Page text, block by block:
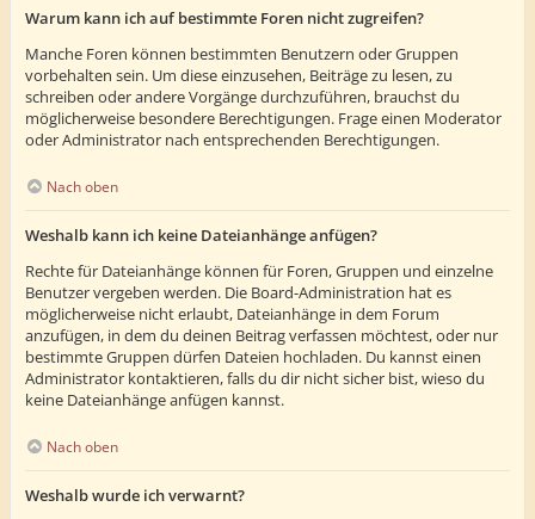
Warum kann ich auf bestimmte Foren nicht zugreifen?
Manche Foren können bestimmten Benutzern oder Gruppen
vorbehalten sein. Um diese einzusehen, Beiträge zu lesen, zu
schreiben oder andere Vorgänge durchzuführen, brauchst du
möglicherweise besondere Berechtigungen. Frage einen Moderator
oder Administrator nach entsprechenden Berechtigungen.
Nach oben
Weshalb kann ich keine Dateianhänge anfügen?
Rechte für Dateianhänge können für Foren, Gruppen und einzelne
Benutzer vergeben werden. Die Board-Administration hat es
möglicherweise nicht erlaubt, Dateianhänge in dem Forum
anzufügen, in dem du deinen Beitrag verfassen möchtest, oder nur
bestimmte Gruppen dürfen Dateien hochladen. Du kannst einen
Administrator kontaktieren, falls du dir nicht sicher bist, wieso du
keine Dateianhänge anfügen kannst.
Nach oben
Weshalb wurde ich verwarnt?